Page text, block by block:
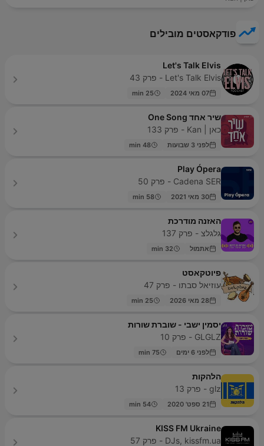
פודקאסטים מובילים
Let's Talk Elvis
Let's Talk Elvis - פרק 43
07 מאי 2024 25 min
שיר אחד One Song
כאן | Kan - פרק 133
לפני 3 שבועות 48 min
Play Ópera
Cadena SER - פרק 50
30 מאי 2021 58 min
האזנה מודרכת
גלגלצ - פרק 137
אתמול 32 min
פיוטקאסט
עוזיאל סבתו - פרק 47
28 מאי 2026 25 min
יסמין ישבי - שוברת שורות
GLGLZ - פרק 10
לפני 6 ימים 75 min
הלהקות
glz - פרק 13
21 ספט' 2020 54 min
KISS FM Ukraine
DJs, kissfm.ua - פרק 57